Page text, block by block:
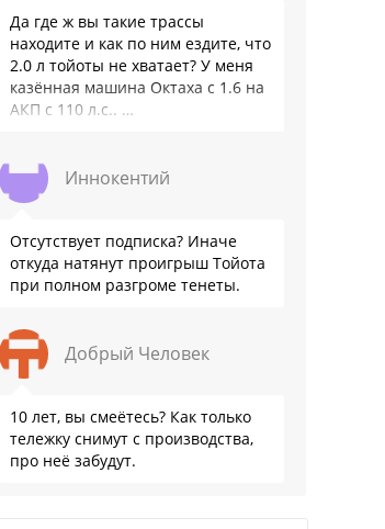
Да где ж вы такие трассы
находите и как по ним ездите, что
2.0 л тойоты не хватает? У меня
казённая машина Октаха с 1.6 на
АКП с 110 л.с.. …
Иннокентий
Отсутствует подписка? Иначе
откуда натянут проигрыш Тойота
при полном разгроме тенеты.
Добрый Человек
10 лет, вы смеётесь? Как только
тележку снимут с производства,
про неё забудут.